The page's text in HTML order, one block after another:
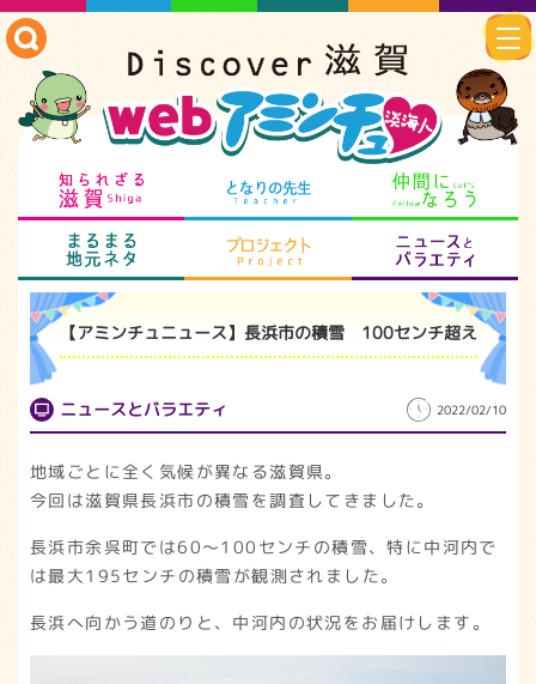
知られざる滋賀 となりの先生
まるまる地元ネタ プロジェクト
【アミンチュニュース】長浜市の積雪 100センチ超え
ニュースとバラエティ 2022/02/10
地域ごとに全く気候が異なる滋賀県。
今回は滋賀県長浜市の積雪を調査してきました。
長浜市余呉町では60～100センチの積雪、特に中河内で
は最大195センチの積雪が観測されました。
長浜へ向かう道のりと、中河内の状況をお届けします。